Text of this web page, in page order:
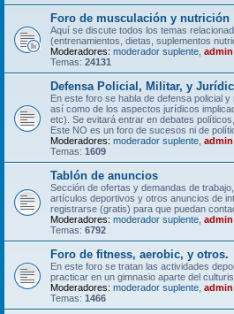
Foro de musculación y nutrición
Aquí se discute todos los temas
(entrenamientos, dietas, suplementos
Moderadores: moderador suplente admin
Temas: 24131
Defensa Policial, Militar, y
En este foro se habla de defensa policial
así como de los aspectos jurídicos
etc). Se evitará entrar en debates
Este NO es un foro de sucesos ni de
Moderadores: moderador suplente admin
Temas: 1609
Tablón de anuncios
Sección de ofertas y demandas de
artículos deportivos y otros anuncios de
registrarse (gratis) para que puedan
Moderadores: moderador suplente admin
Temas: 6792
Foro de fitness, aerobic, y otros.
En este foro se tratan las actividades
practicar en un gimnasio aparte del
Moderadores: moderador suplente admin
Temas: 1466